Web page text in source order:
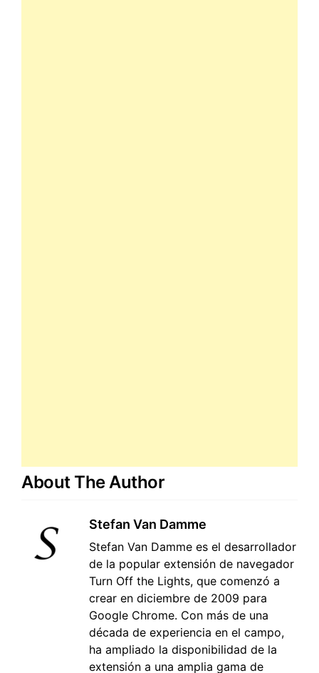
About The Author
Stefan Van Damme
Stefan Van Damme es el desarrollador
de la popular extensión de navegador
Turn Off the Lights, que comenzó a
crear en diciembre de 2009 para
Google Chrome. Con más de una
década de experiencia en el campo,
ha ampliado la disponibilidad de la
extensión a una amplia gama de